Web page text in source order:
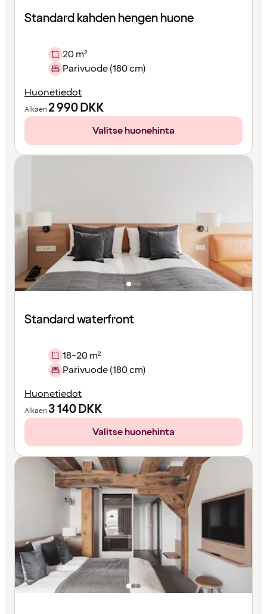
Standard kahden hengen huone
20 m²
Parivuode (180 cm)
Huonetiedot
Alkaen2 990DKK
Valitse huonehinta
Standard waterfront
18-20 m²
Parivuode (180 cm)
Huonetiedot
Alkaen3 140DKK
Valitse huonehinta